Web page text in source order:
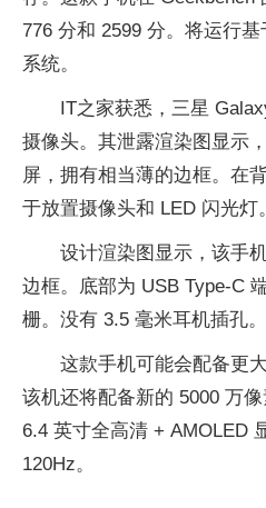
776 分和 2599 分。将运行
系统。
IT之家获悉，三星
摄像头。其泄露渲染图显示
屏，拥有相当薄的边框。在
于放置摄像头和 LED 闪光灯。
设计渲染图显示，该手
边框。底部为 USB Type-C
栅。没有 3.5 毫米耳机插孔。
这款手机可能会配备更
该机还将配备新的 5000 万
6.4 英寸全高清 + AMOLED
120Hz。